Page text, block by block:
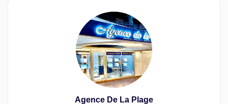
Agence De La Plage